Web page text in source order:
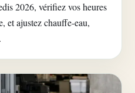
2026, vérifiez vos heures
et ajustez chauffe-eau,